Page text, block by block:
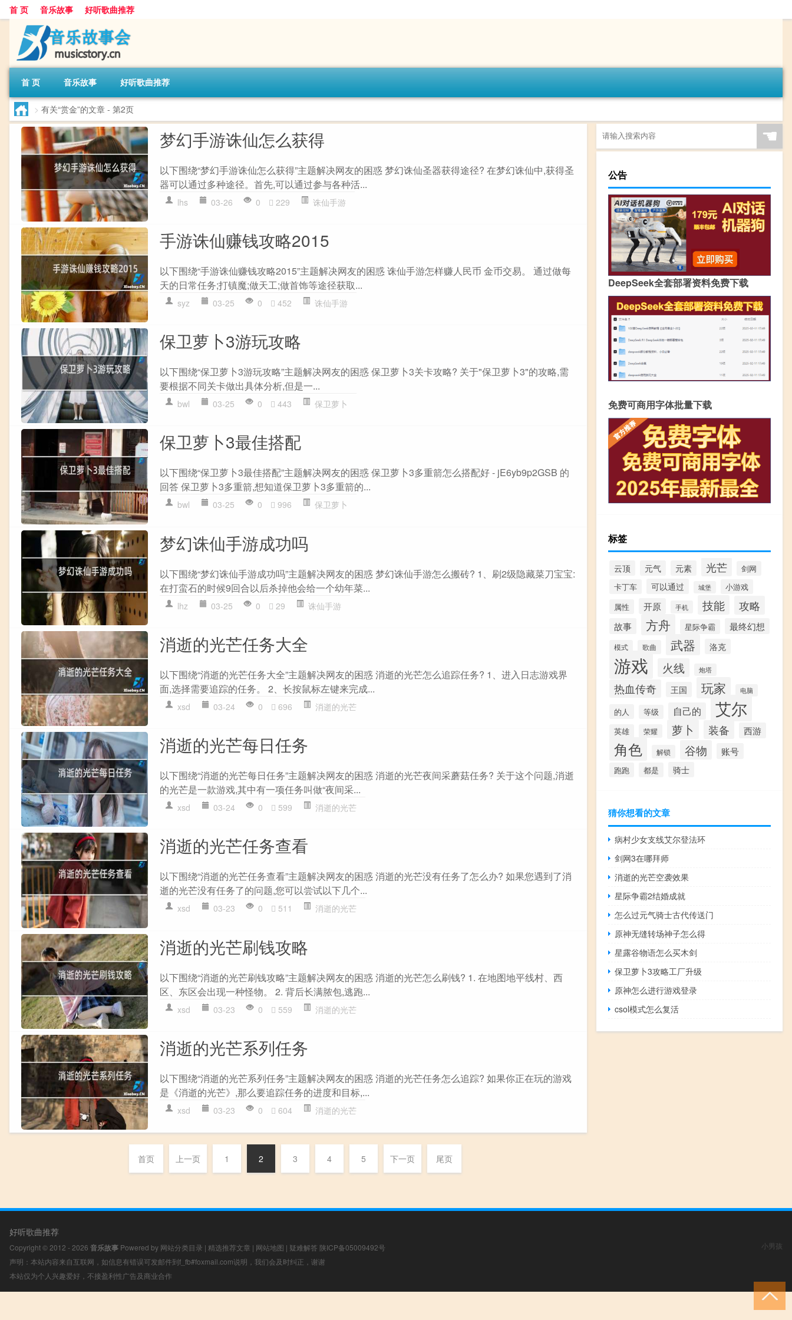
首 页 音乐故事 好听歌曲推荐
首 页 音乐故事 好听歌曲推荐
> 有关“赏金”的文章 - 第2页
梦幻手游诛仙怎么获得
以下围绕“梦幻手游诛仙怎么获得”主题解决网友的困惑 梦幻诛仙圣器获得途径? 在梦幻诛仙中,获得圣
器可以通过多种途径。首先,可以通过参与各种活...
lhs 03-26 0 229 诛仙手游
手游诛仙赚钱攻略2015
以下围绕“手游诛仙赚钱攻略2015”主题解决网友的困惑 诛仙手游怎样赚人民币 金币交易。 通过做每
天的日常任务;打镇魔;做天工;做首饰等途径获取...
syz 03-25 0 452 诛仙手游
保卫萝卜3游玩攻略
以下围绕“保卫萝卜3游玩攻略”主题解决网友的困惑 保卫萝卜3关卡攻略? 关于"保卫萝卜3"的攻略,需
要根据不同关卡做出具体分析,但是一...
bwl 03-25 0 443 保卫萝卜
保卫萝卜3最佳搭配
以下围绕“保卫萝卜3最佳搭配”主题解决网友的困惑 保卫萝卜3多重箭怎么搭配好 - jE6yb9p2GSB 的
回答 保卫萝卜3多重箭,想知道保卫萝卜3多重箭的...
bwl 03-25 0 996 保卫萝卜
梦幻诛仙手游成功吗
以下围绕“梦幻诛仙手游成功吗”主题解决网友的困惑 梦幻诛仙手游怎么搬砖? 1、刷2级隐藏菜刀宝宝:
在打蛮石的时候9回合以后杀掉他会给一个幼年菜...
lhz 03-25 0 29 诛仙手游
消逝的光芒任务大全
以下围绕“消逝的光芒任务大全”主题解决网友的困惑 消逝的光芒怎么追踪任务? 1、进入日志游戏界
面,选择需要追踪的任务。 2、长按鼠标左键来完成...
xsd 03-24 0 696 消逝的光芒
消逝的光芒每日任务
以下围绕“消逝的光芒每日任务”主题解决网友的困惑 消逝的光芒夜间采蘑菇任务? 关于这个问题,消逝
的光芒是一款游戏,其中有一项任务叫做“夜间采...
xsd 03-24 0 599 消逝的光芒
消逝的光芒任务查看
以下围绕“消逝的光芒任务查看”主题解决网友的困惑 消逝的光芒没有任务了怎么办? 如果您遇到了消
逝的光芒没有任务了的问题,您可以尝试以下几个...
xsd 03-23 0 511 消逝的光芒
消逝的光芒刷钱攻略
以下围绕“消逝的光芒刷钱攻略”主题解决网友的困惑 消逝的光芒怎么刷钱? 1. 在地图地平线村、西
区、东区会出现一种怪物。 2. 背后长满脓包,逃跑...
xsd 03-23 0 559 消逝的光芒
消逝的光芒系列任务
以下围绕“消逝的光芒系列任务”主题解决网友的困惑 消逝的光芒任务怎么追踪? 如果你正在玩的游戏
是《消逝的光芒》,那么要追踪任务的进度和目标,...
xsd 03-23 0 604 消逝的光芒
首页 上一页 1 2 3 4 5 下一页 尾页
☚
公告
DeepSeek全套部署资料免费下载
免费可商用字体批量下载
标签
云顶 元气 元素 光芒
剑网
卡丁车
可以通过 城堡
小游戏
属性
开原 手机 技能 攻略
故事 方舟 星际争霸 最终幻想
模式 歌曲 武器 洛克
游戏 火线 炮塔
热血传奇 王国 玩家 电脑
的人 等级 自己的 艾尔
英雄 荣耀 萝卜 装备 西游
角色 解锁 谷物 账号
跑跑 都是 骑士
猜你想看的文章
病村少女支线艾尔登法环
剑网3在哪拜师
消逝的光芒空袭效果
星际争霸2结婚成就
怎么过元气骑士古代传送门
原神无缝转场神子怎么得
星露谷物语怎么买木剑
保卫萝卜3攻略工厂升级
原神怎么进行游戏登录
csol模式怎么复活
好听歌曲推荐
Copyright © 2012 - 2026 音乐故事 Powered by 网站分类目录 | 精选推荐文章 | 网站地图 | 疑难解答 陕ICP备05009492号
声明：本站内容来自互联网，如信息有错误可发邮件到f_fb#foxmail.com说明，我们会及时纠正，谢谢
本站仅为个人兴趣爱好，不接盈利性广告及商业合作
小男孩